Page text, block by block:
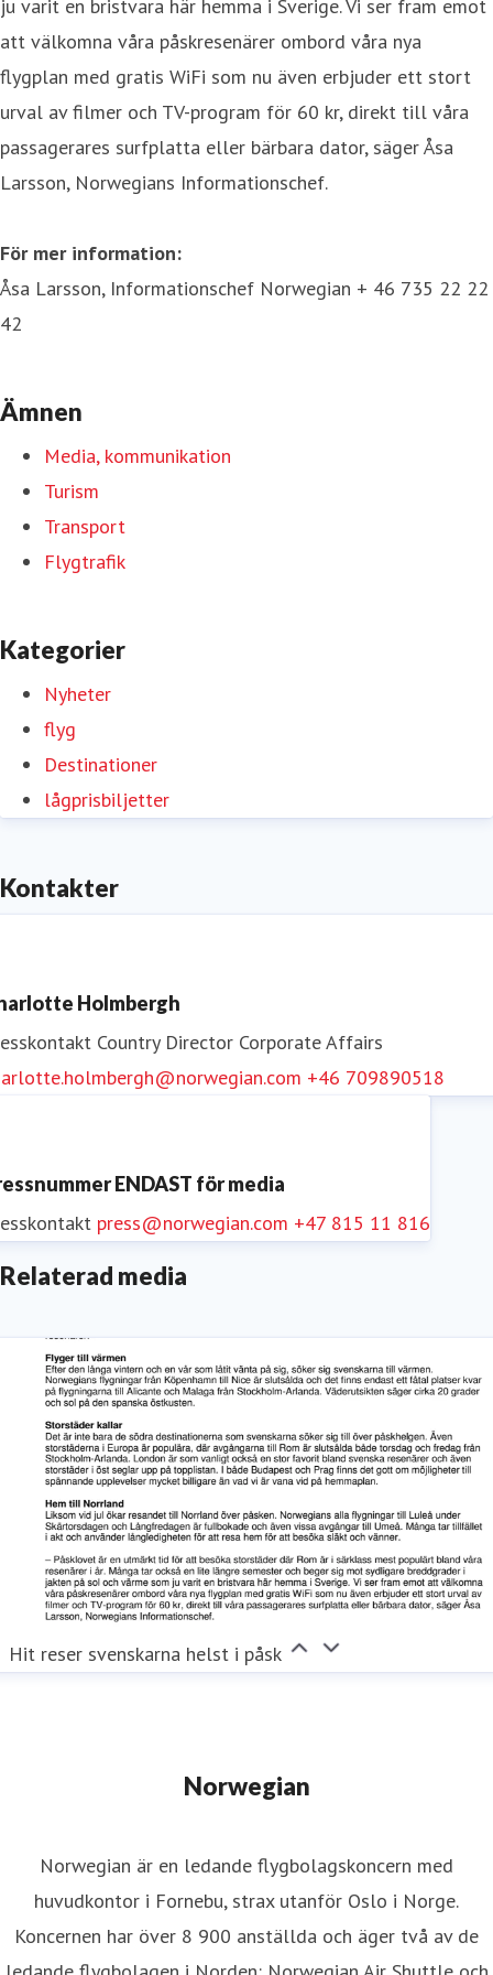
ju varit en bristvara här hemma i Sverige. Vi ser fram emot
att välkomna våra påskresenärer ombord våra nya
flygplan med gratis WiFi som nu även erbjuder ett stort
urval av filmer och TV-program för 60 kr, direkt till våra
passagerares surfplatta eller bärbara dator, säger Åsa
Larsson, Norwegians Informationschef.
För mer information:
Åsa Larsson, Informationschef Norwegian + 46 735 22 22
42
Ämnen
Media, kommunikation
Turism
Transport
Flygtrafik
Kategorier
Nyheter
flyg
Destinationer
lågprisbiljetter
Kontakter
Holmbergh
Country Director Corporate Affairs
+46 709890518
ENDAST för media
press@norwegian.com +47 815 11 816
Relaterad media
Hit reser svenskarna helst i påsk
Norwegian
Norwegian är en ledande flygbolagskoncern med
huvudkontor i Fornebu, strax utanför Oslo i Norge.
Koncernen har över 8 900 anställda och äger två av de